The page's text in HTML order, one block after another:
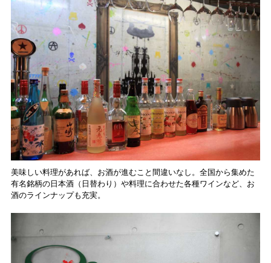
美味しい料理があれば、お酒が進むこと間違いなし。全国から集めた
有名銘柄の日本酒（日替わり）や料理に合わせた各種ワインなど、お
酒のラインナップも充実。